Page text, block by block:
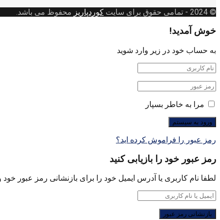
© 2024
- تمامی حقوق برای سایت کوردپاریز محفوظ می باشد.
خوش آمدید!
به حساب خود در زیر وارد شوید
مرا به خاطر بسپار
رمز عبور را فراموش کرده اید؟
رمز عبور خود را بازیابی کنید
لطفا نام کاربری یا آدرس ایمیل خود را برای بازنشانی رمز عبور خود